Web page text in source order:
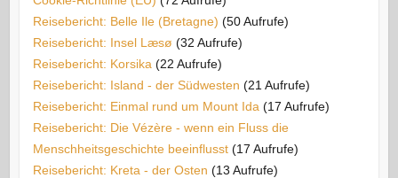
Reisebericht: Belle Ile (Bretagne) (50 Aufrufe)
Reisebericht: Insel Læsø (32 Aufrufe)
Reisebericht: Korsika (22 Aufrufe)
Reisebericht: Island - der Südwesten (21 Aufrufe)
Reisebericht: Einmal rund um Mount Ida (17 Aufrufe)
Reisebericht: Die Vézère - wenn ein Fluss die
Menschheitsgeschichte beeinflusst (17 Aufrufe)
Reisebericht: Kreta - der Osten (13 Aufrufe)